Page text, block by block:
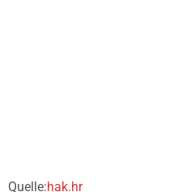
Quelle:hak.hr